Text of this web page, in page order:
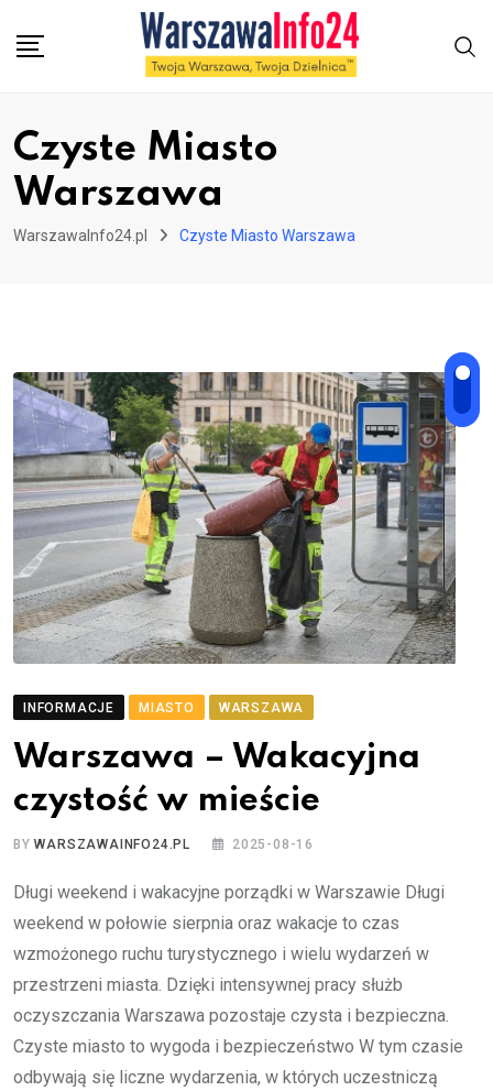
Czyste Miasto
Warszawa
WarszawaInfo24.pl Czyste Miasto Warszawa
INFORMACJE MIASTO WARSZAWA
Warszawa – Wakacyjna
czystość w mieście
BYWARSZAWAINFO24.PL 2025-08-16
Długi weekend i wakacyjne porządki w Warszawie Długi
weekend w połowie sierpnia oraz wakacje to czas
wzmożonego ruchu turystycznego i wielu wydarzeń w
przestrzeni miasta. Dzięki intensywnej pracy służb
oczyszczania Warszawa pozostaje czysta i bezpieczna.
Czyste miasto to wygoda i bezpieczeństwo W tym czasie
odbywają się liczne wydarzenia, w których uczestniczą